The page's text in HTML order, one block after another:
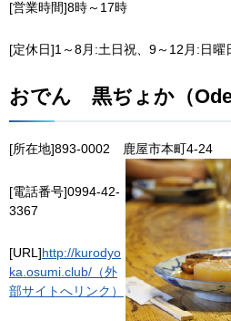
[営業時間]8時～17時
[定休日]1～8月:土日祝、9～12月:日曜
おでん 黒ぢょか（
[所在地]893-0002 鹿屋市本町4-24
[電話番号]0994-42-
3367
[URL]http://kurodyo
ka.osumi.club/（外
部サイトへリンク）